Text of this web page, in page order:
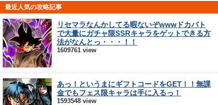
最近人気の攻略記事
リセマラなんかしてる暇ないぞwwwドカバト
で大量にガチャ限SSRキャラをゲットできる方
法がなんとっ・・・！！
1609761 view
あっ！というまにギフトコードをGET！！無課
金でもフェス限キャラは手に入るっ！
1593548 view